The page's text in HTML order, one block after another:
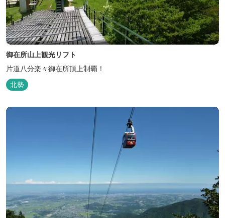
御在所山上観光リフト
片道八分楽々御在所頂上制覇！
北勢